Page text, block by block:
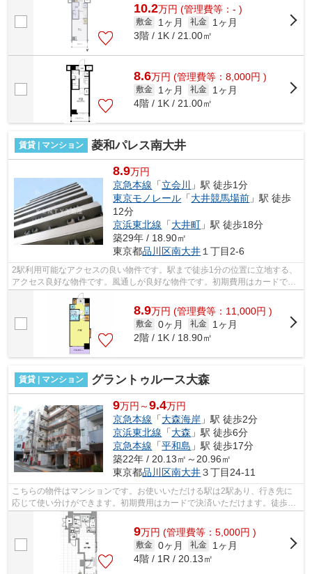
10.2万円 (管理費等：- )
敷金 1ヶ月 礼金
1ヶ月
3階 / 1K / 21.00㎡
8.6万円 (管理費等：8,000円 )
敷金 1ヶ月 礼金
1ヶ月
4階 / 1K / 21.00㎡
賃貸 | マンション 菱和パレス南大井
8.9万円
京急本線 「立会川
」駅 徒歩1分
東京モノレール 「大井競馬場前 」駅 徒歩
12分
京浜東北線 「大井町 」駅 徒歩18分
築29年 / 18.90㎡
東京都品川区南大井 １丁目2-6
2駅利用可能なアクセスの良い物件です。駅まで徒歩1分の位置に立地する、
アクセス良好な物件です。風通しが良好な物件です。初期費用はカードで決
済いただけます。こちらはマンション...
8.9万円 (管理費等：11,000円 )
敷金 0ヶ月 礼金
1ヶ月
2階 / 1K / 18.90㎡
賃貸 | マンション グラントゥルース大森
9万円～9.4万円
京急本線 「大森海岸 」駅 徒歩2分
京浜東北線 「大森 」駅 徒歩6分
京急本線 「平和島 」駅 徒歩17分
築22年 / 20.13㎡～20.96㎡
東京都品川区南大井３丁目24-11
こちらの物件はマンションです。お使いいただける駅は2駅あり、行き先に
応じて使い分けができます。初期費用はカードで決済いただけます。徒歩2
分の位置に駅がある物件です。エレベー...
9万円 (管理費等：5,000円 )
敷金 0ヶ月 礼金
1ヶ月
4階 / 1R / 20.13㎡